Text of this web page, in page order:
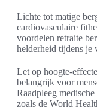
Lichte tot matige
cardiovasculaire
voordelen retraite
helderheid tijdens je
Let op hoogte-
belangrijk voor
Raadpleeg
zoals de World